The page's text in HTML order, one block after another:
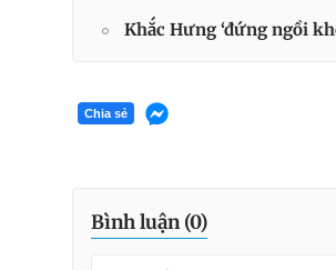
Khắc Hưng ‘đứng ngồi
Chia sẻ
Bình luận (0)